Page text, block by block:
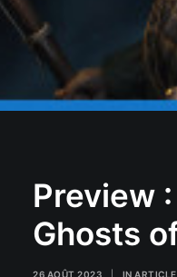
Preview
Ghosts
26 AOÛT 2023 IN